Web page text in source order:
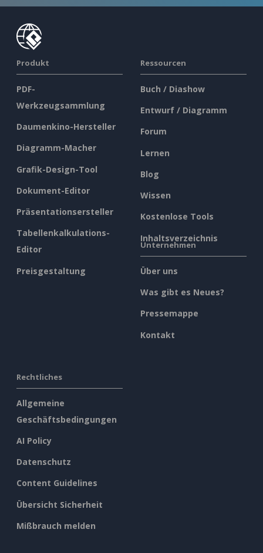
Produkt
PDF-
Werkzeugsammlung
Daumenkino-Hersteller
Diagramm-Macher
Grafik-Design-Tool
Dokument-Editor
Präsentationsersteller
Tabellenkalkulations-
Editor
Preisgestaltung
Ressourcen
Buch / Diashow
Entwurf / Diagramm
Forum
Lernen
Blog
Wissen
Kostenlose Tools
Inhaltsverzeichnis
Unternehmen
Über uns
Was gibt es Neues?
Pressemappe
Kontakt
Rechtliches
Allgemeine
Geschäftsbedingungen
AI Policy
Datenschutz
Content Guidelines
Übersicht Sicherheit
Mißbrauch melden